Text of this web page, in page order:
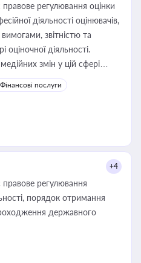
регулювання оцінки
діяльності оцінювачів,
звітністю та
діяльності.
змін у цій сфері
керівника, юриста або
приватизації, оренди
угод і перевірки
Фінансові послуги
+4
регулювання
порядок отримання
державного